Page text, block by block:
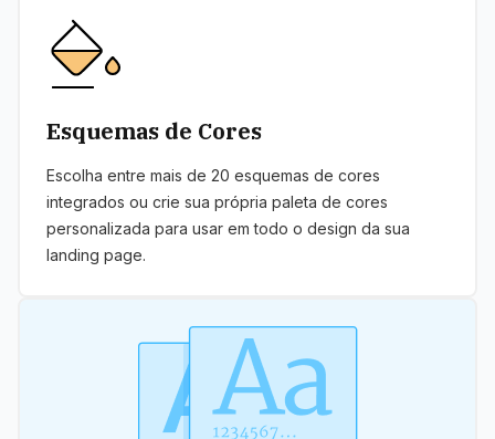
Esquemas de Cores
Escolha entre mais de 20 esquemas de cores
integrados ou crie sua própria paleta de cores
personalizada para usar em todo o design da sua
landing page.